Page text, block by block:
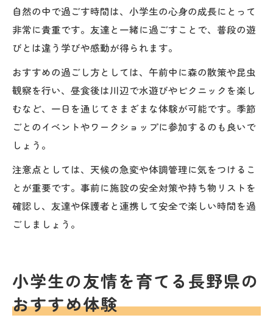
自然の中で過ごす時間は、小学生の心身の成長にとって
非常に貴重です。友達と一緒に過ごすことで、普段の遊
びとは違う学びや感動が得られます。
おすすめの過ごし方としては、午前中に森の散策や昆虫
観察を行い、昼食後は川辺で水遊びやピクニックを楽し
むなど、一日を通じてさまざまな体験が可能です。季節
ごとのイベントやワークショップに参加するのも良いで
しょう。
注意点としては、天候の急変や体調管理に気をつけるこ
とが重要です。事前に施設の安全対策や持ち物リストを
確認し、友達や保護者と連携して安全で楽しい時間を過
ごしましょう。
小学生の友情を育てる長野県の
おすすめ体験